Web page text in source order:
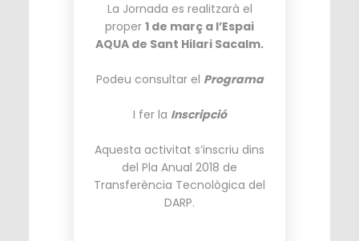
La Jornada es realitzarà el
proper 1 de març a l’Espai
AQUA de Sant Hilari Sacalm.
Podeu consultar el Programa
I fer la Inscripció
Aquesta activitat s’inscriu dins
del Pla Anual 2018 de
Transferència Tecnològica del
DARP.